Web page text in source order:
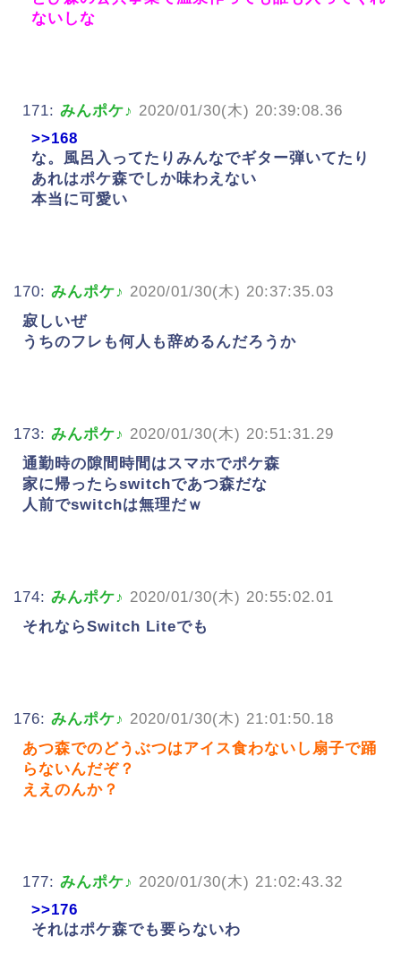
ないしな
171: みんポケ♪ 2020/01/30(木) 20:39:08.36
>>168
な。風呂入ってたりみんなでギター弾いてたり
あれはポケ森でしか味わえない
本当に可愛い
170: みんポケ♪ 2020/01/30(木) 20:37:35.03
寂しいぜ
うちのフレも何人も辞めるんだろうか
173: みんポケ♪ 2020/01/30(木) 20:51:31.29
通勤時の隙間時間はスマホでポケ森
家に帰ったらswitchであつ森だな
人前でswitchは無理だｗ
174: みんポケ♪ 2020/01/30(木) 20:55:02.01
それならSwitch Liteでも
176: みんポケ♪ 2020/01/30(木) 21:01:50.18
あつ森でのどうぶつはアイス食わないし扇子で踊
らないんだぞ？
ええのんか？
177: みんポケ♪ 2020/01/30(木) 21:02:43.32
>>176
それはポケ森でも要らないわ